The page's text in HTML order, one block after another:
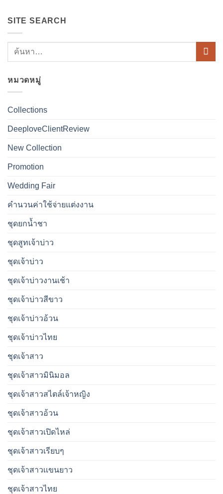
SITE SEARCH
หมวดหมู่
Collections
DeeploveClientReview
New Collection
Promotion
Wedding Fair
คำนวนค่าใช้จ่ายแต่งงาน
ชุดยกน้ำชา
ชุดสูทเจ้าบ่าว
ชุดเจ้าบ่าว
ชุดเจ้าบ่าวงานเช้า
ชุดเจ้าบ่าวสีขาว
ชุดเจ้าบ่าวอ้วน
ชุดเจ้าบ่าวไทย
ชุดเจ้าสาว
ชุดเจ้าสาวมินิมอล
ชุดเจ้าสาวสไตล์เจ้าหญิง
ชุดเจ้าสาวอ้วน
ชุดเจ้าสาวเปิดไหล่
ชุดเจ้าสาวเรียบๆ
ชุดเจ้าสาวเเขนยาว
ชุดเจ้าสาวไทย